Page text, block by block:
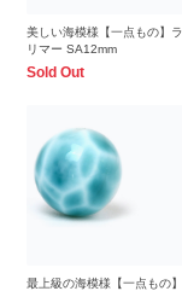
美しい海模様【一点もの】ラ
リマー SA12mm
Sold Out
最上級の海模様【一点もの】